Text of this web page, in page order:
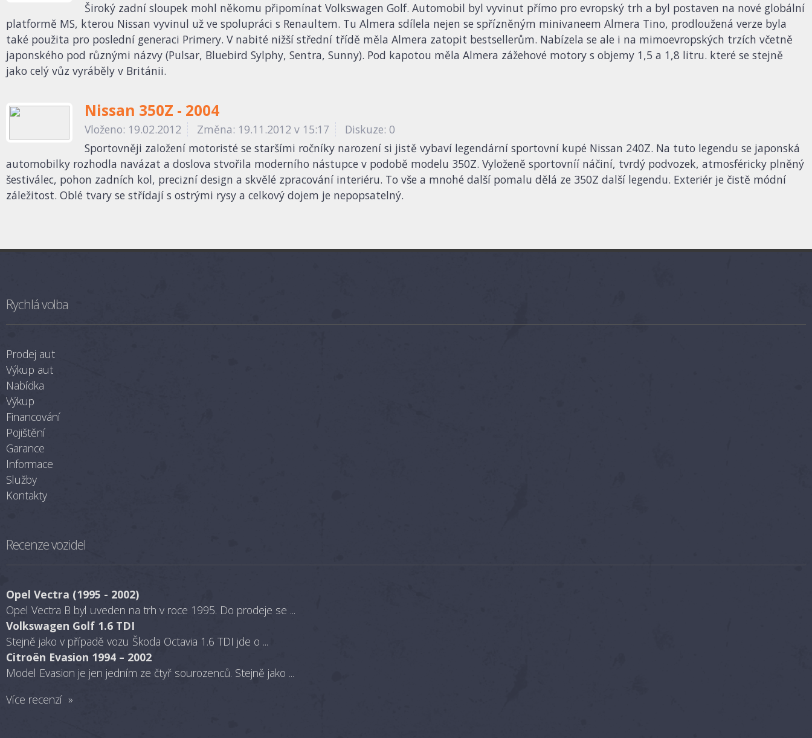
Široký zadní sloupek mohl někomu připomínat Volkswagen Golf. Automobil byl vyvinut přímo pro evropský trh a byl postaven na nové globální
platformě MS, kterou Nissan vyvinul už ve spolupráci s Renaultem. Tu Almera sdílela nejen se spřízněným minivaneem Almera Tino, prodloužená verze byla
také použita pro poslední generaci Primery. V nabité nižší střední třídě měla Almera zatopit bestsellerům. Nabízela se ale i na mimoevropských trzích včetně
japonského pod různými názvy (Pulsar, Bluebird Sylphy, Sentra, Sunny). Pod kapotou měla Almera zážehové motory s objemy 1,5 a 1,8 litru. které se stejně
jako celý vůz vyráběly v Británii.
Nissan 350Z - 2004
Vloženo: 19.02.2012 Změna: 19.11.2012 v 15:17
Diskuze: 0
Sportovněji založení motoristé se staršími ročníky narození si jistě vybaví legendární sportovní kupé Nissan 240Z. Na tuto legendu se japonská
automobilky rozhodla navázat a doslova stvořila moderního nástupce v podobě modelu 350Z. Vyloženě sportovníí náčiní, tvrdý podvozek, atmosféricky plněný
šestiválec, pohon zadních kol, precizní design a skvělé zpracování interiéru. To vše a mnohé další pomalu dělá ze 350Z další legendu. Exteriér je čistě módní
záležitost. Oblé tvary se střídají s ostrými rysy a celkový dojem je nepopsatelný.
Rychlá volba
Prodej aut
Výkup aut
Nabídka
Výkup
Financování
Pojištění
Garance
Informace
Služby
Kontakty
Recenze vozidel
Opel Vectra (1995 - 2002)
Opel Vectra B byl uveden na trh v roce 1995. Do prodeje se ...
Volkswagen Golf 1.6 TDI
Stejně jako v případě vozu Škoda Octavia 1.6 TDI jde o ...
Citroën Evasion 1994 – 2002
Model Evasion je jen jedním ze čtyř sourozenců. Stejně jako ...
Více recenzí »